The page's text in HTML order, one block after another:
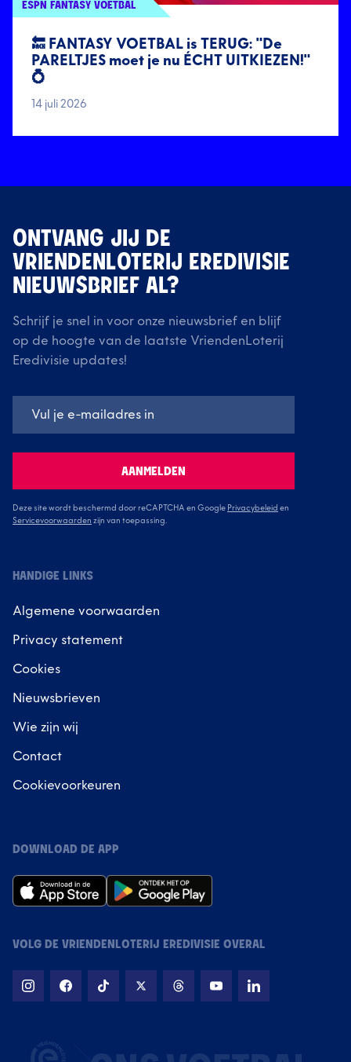
ESPN FANTASY VOETBAL
🔙 FANTASY VOETBAL is TERUG: "De
PARELTJES moet je nu ÉCHT UITKIEZEN!"
💍
14 juli 2026
ONTVANG JIJ DE
VRIENDENLOTERIJ EREDIVISIE
NIEUWSBRIEF AL?
Schrijf je snel in voor onze nieuwsbrief en blijf
op de hoogte van de laatste VriendenLoterij
Eredivisie updates!
AANMELDEN
Deze site wordt beschermd door reCAPTCHA en Google Privacybeleid en
Servicevoorwaarden zijn van toepassing.
HANDIGE LINKS
Algemene voorwaarden
Privacy statement
Cookies
Nieuwsbrieven
Wie zijn wij
Contact
Cookievoorkeuren
DOWNLOAD DE APP
VOLG DE VRIENDENLOTERIJ EREDIVISIE OVERAL